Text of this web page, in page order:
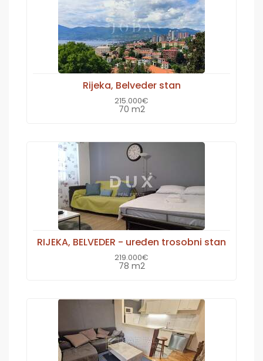
Rijeka, Belveder stan
215.000€
70 m2
RIJEKA, BELVEDER - uređen trosobni stan
219.000€
78 m2